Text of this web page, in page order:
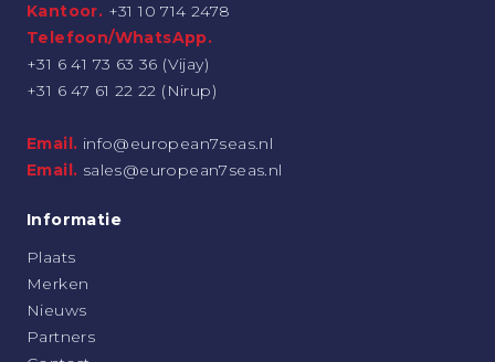
Kantoor. +31 10 714 2478
Telefoon/WhatsApp.
+31 6 41 73 63 36 (Vijay)
+31 6 47 61 22 22 (Nirup)
Email. info@european7seas.nl
Email. sales@european7seas.nl
Informatie
Plaats
Merken
Nieuws
Partners